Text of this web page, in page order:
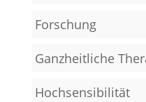
Forschung
Ganzheitliche
Hochsensibilität